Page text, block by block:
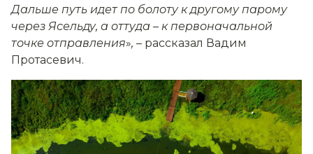
Дальше путь идет по болоту к другому парому
через Ясельду, а оттуда – к первоначальной
точке отправления», – рассказал Вадим
Протасевич.